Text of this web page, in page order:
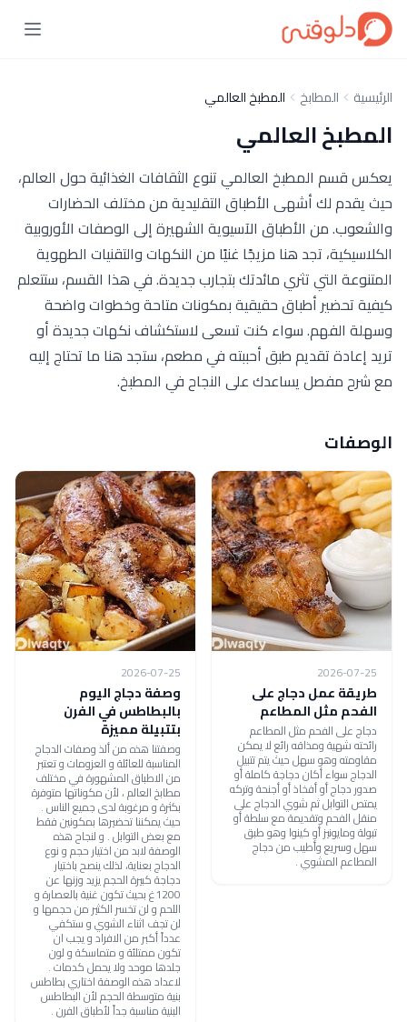
الرئيسية المطابخ المطبخ العالمي
المطبخ العالمي
يعكس قسم المطبخ العالمي تنوع الثقافات الغذائية حول العالم،
حيث يقدم لك أشهى الأطباق التقليدية من مختلف الحضارات
والشعوب. من الأطباق الآسيوية الشهيرة إلى الوصفات الأوروبية
الكلاسيكية، تجد هنا مزيجًا غنيًا من النكهات والتقنيات الطهوية
المتنوعة التي تثري مائدتك بتجارب جديدة. في هذا القسم، ستتعلم
كيفية تحضير أطباق حقيقية بمكونات متاحة وخطوات واضحة
وسهلة الفهم. سواء كنت تسعى لاستكشاف نكهات جديدة أو
تريد إعادة تقديم طبق أحببته في مطعم، ستجد هنا ما تحتاج إليه
مع شرح مفصل يساعدك على النجاح في المطبخ.
الوصفات
2026-07-25
طريقة عمل دجاج على
الفحم مثل المطاعم
دجاج على الفحم مثل المطاعم
رائحته شهية ومذاقه رائع لا يمكن
مقاومته وهو سهل حيث يتم تتبيل
الدجاج سواء أكان دجاجة كاملة أو
صدور دجاج أو أفخاذ أو أجنحة وتركه
يمتص التوابل ثم شوي الدجاج على
منقل الفحم وتقديمة مع سلطة أو
تبولة ومايونيز أو كينوا وهو طبق
سهل وسريع وأطيب من دجاج
المطاعم المشوي .
2026-07-25
وصفة دجاج اليوم
بالبطاطس في الفرن
بتتبيلة مميزة
وصفتنا هذه من ألذ وصفات الدجاج
المناسبة للعائلة و العزومات و تعتبر
من الاطباق المشهورة في مختلف
مطابخ العالم ، لأن مكوناتها متوفرة
بكثرة و مرغوبة لدى جميع الناس .
حيث يمكننا تحضيرها بمكونين فقط
مع بعض التوابل . و لنجاح هذه
الوصفة لابد من اختيار حجم و نوع
الدجاج بعناية، لذلك ينصح باختيار
دجاجة كبيرة الحجم يزيد وزنها عن
1200غ بحيث تكون غنية بالعصارة و
اللحم و لن تخسر الكثير من حجمها و
لن تجف اثناء الشوي و ستكفي
عدداً أكبر من الافراد و يجب ان
تكون ممتلئة و متماسكة و لون
جلدها موحد ولا يحمل كدمات .
لاعداد هذه الوصفة اختاري بطاطس
بنية متوسطة الحجم لأن البطاطس
البنية مناسبة جداً لأطباق الفرن .